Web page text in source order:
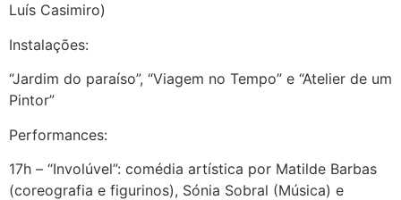
Luís Casimiro)
Instalações:
“Jardim do paraíso”, “Viagem no Tempo” e “Atelier de um
Pintor”
Performances:
17h – “Involúvel”: comédia artística por Matilde Barbas
(coreografia e figurinos), Sónia Sobral (Música) e